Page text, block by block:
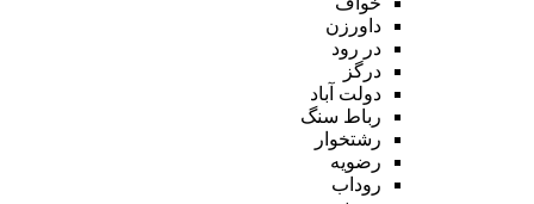
داورزن
در رود
درگز
دولت آباد
رباط سنگ
رشتخوار
رضویه
روداب